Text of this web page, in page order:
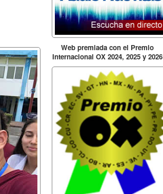
Web premiada con el Premio
Internacional OX 2024, 2025 y 2026